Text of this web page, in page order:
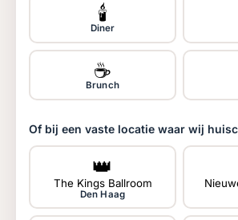
🕯️
Diner
☕
Brunch
Of bij een vaste locatie waar wij
👑
The Kings Ballroom
Den Haag